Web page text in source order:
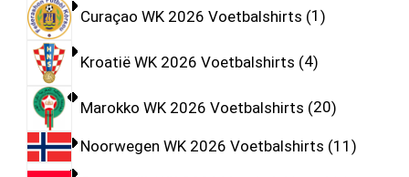
Curaçao WK 2026 Voetbalshirts 1
Kroatië WK 2026 Voetbalshirts 4
Marokko WK 2026 Voetbalshirts 20
Noorwegen WK 2026 Voetbalshirts 11